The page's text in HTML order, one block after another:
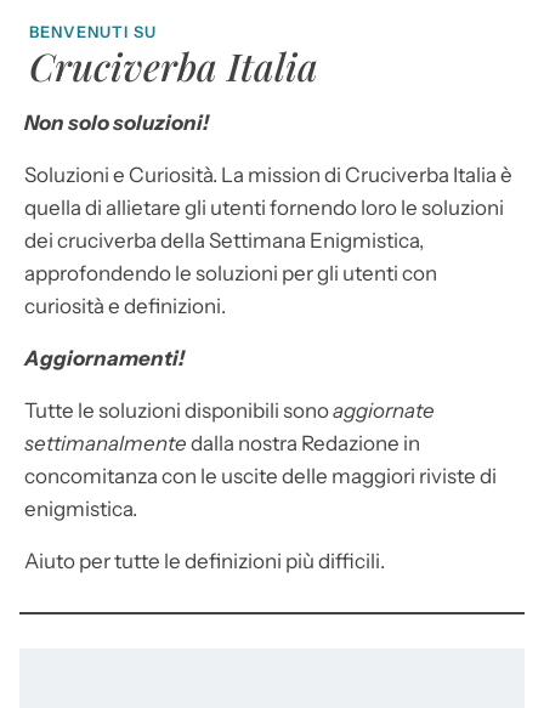
BENVENUTI SU
Cruciverba Italia
Non solo soluzioni!
Soluzioni e Curiosità. La mission di Cruciverba Italia è
quella di allietare gli utenti fornendo loro le soluzioni
dei cruciverba della Settimana Enigmistica,
approfondendo le soluzioni per gli utenti con
curiosità e definizioni.
Aggiornamenti!
Tutte le soluzioni disponibili sonoaggiornate
settimanalmente dalla nostra Redazione in
concomitanza con le uscite delle maggiori riviste di
enigmistica.
Aiuto per tutte le definizioni più difficili.